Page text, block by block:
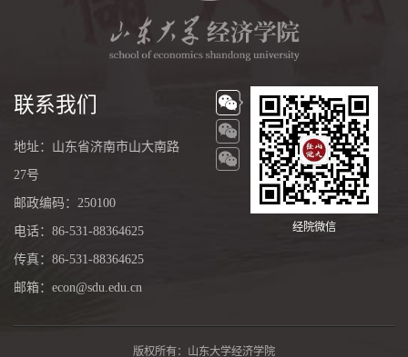
联系我们
地址：山东省济南市山大南路
27号
邮政编码：250100
电话：86-531-88364625
传真：86-531-88364625
邮箱：econ@sdu.edu.cn
经院微信
版权所有：山东大学经济学院